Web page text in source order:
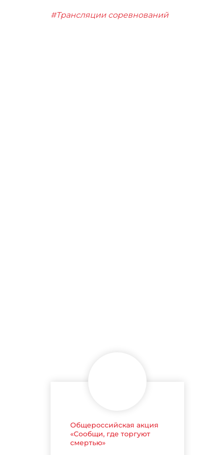
#Трансляции соревнований
Общероссийская акция
«Сообщи, где торгуют
смертью»